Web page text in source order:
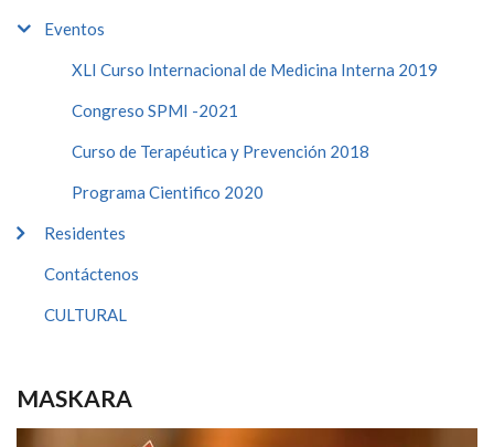
Eventos
XLI Curso Internacional de Medicina Interna 2019
Congreso SPMI -2021
Curso de Terapéutica y Prevención 2018
Programa Cientifico 2020
Residentes
Contáctenos
CULTURAL
MASKARA